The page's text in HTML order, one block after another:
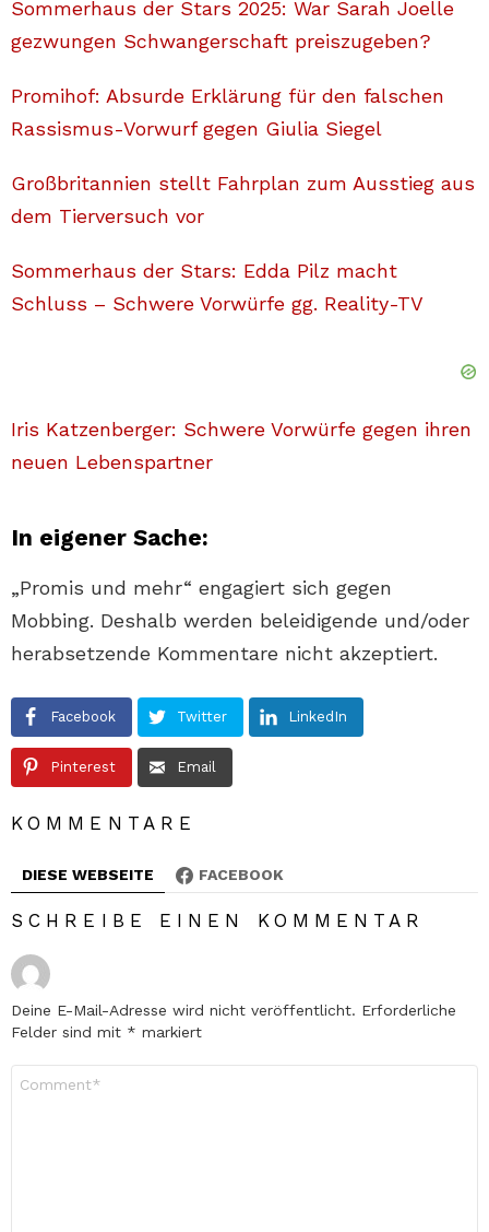
Sommerhaus der Stars 2025: War Sarah Joelle
gezwungen Schwangerschaft preiszugeben?
Promihof: Absurde Erklärung für den falschen
Rassismus-Vorwurf gegen Giulia Siegel
Großbritannien stellt Fahrplan zum Ausstieg aus
dem Tierversuch vor
Sommerhaus der Stars: Edda Pilz macht
Schluss – Schwere Vorwürfe gg. Reality-TV
Iris Katzenberger: Schwere Vorwürfe gegen ihren
neuen Lebenspartner
In eigener Sache:
„Promis und mehr“ engagiert sich gegen
Mobbing. Deshalb werden beleidigende und/oder
herabsetzende Kommentare nicht akzeptiert.
Facebook Twitter LinkedIn
Pinterest Email
KOMMENTARE
DIESE WEBSEITE FACEBOOK
SCHREIBE EINEN KOMMENTAR
Deine E-Mail-Adresse wird nicht veröffentlicht. Erforderliche
Felder sind mit * markiert